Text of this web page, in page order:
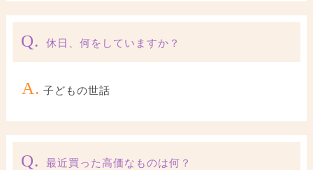
Q. 休日、何をしていますか？
A. 子どもの世話
Q. 最近買った高価なものは何？